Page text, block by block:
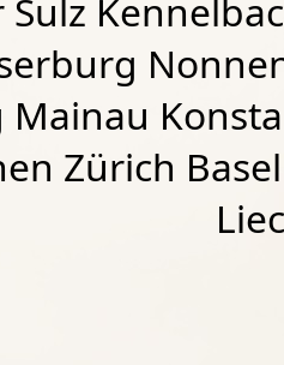
Sulz
Zürich